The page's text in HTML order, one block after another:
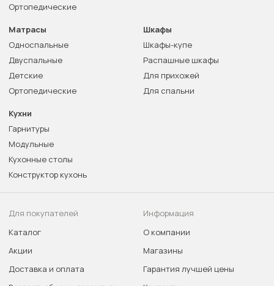
Ортопедические
Матрасы
Односпальные
Двуспальные
Детские
Ортопедические
Шкафы
Шкафы-купе
Распашные шкафы
Для прихожей
Для спальни
Кухни
Гарнитуры
Модульные
Кухонные столы
Конструктор кухонь
Для покупателей
Каталог
Акции
Доставка и оплата
Информация
О компании
Магазины
Гарантия лучшей цены